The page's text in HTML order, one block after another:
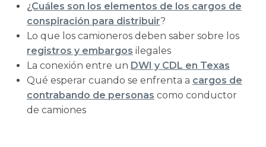
¿Cuáles son los elementos de los cargos de
conspiración para distribuir?
Lo que los camioneros deben saber sobre los
registros y embargos ilegales
La conexión entre un DWI y CDL en Texas
Qué esperar cuando se enfrenta a cargos de
contrabando de personas como conductor
de camiones